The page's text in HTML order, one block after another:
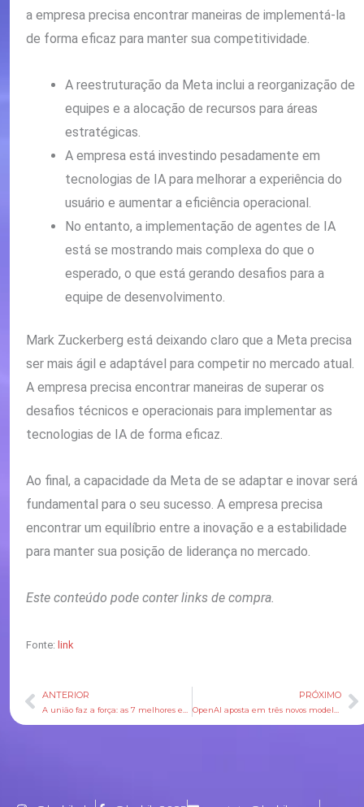
a empresa precisa encontrar maneiras de implementá-la
de forma eficaz para manter sua competitividade.
A reestruturação da Meta inclui a reorganização de
equipes e a alocação de recursos para áreas
estratégicas.
A empresa está investindo pesadamente em
tecnologias de IA para melhorar a experiência do
usuário e aumentar a eficiência operacional.
No entanto, a implementação de agentes de IA
está se mostrando mais complexa do que o
esperado, o que está gerando desafios para a
equipe de desenvolvimento.
Mark Zuckerberg está deixando claro que a Meta precisa
ser mais ágil e adaptável para competir no mercado atual.
A empresa precisa encontrar maneiras de superar os
desafios técnicos e operacionais para implementar as
tecnologias de IA de forma eficaz.
Ao final, a capacidade da Meta de se adaptar e inovar será
fundamental para o seu sucesso. A empresa precisa
encontrar um equilíbrio entre a inovação e a estabilidade
para manter sua posição de liderança no mercado.
Este conteúdo pode conter links de compra.
Fonte: link
Anterior
ANTERIOR PRÓXIMO